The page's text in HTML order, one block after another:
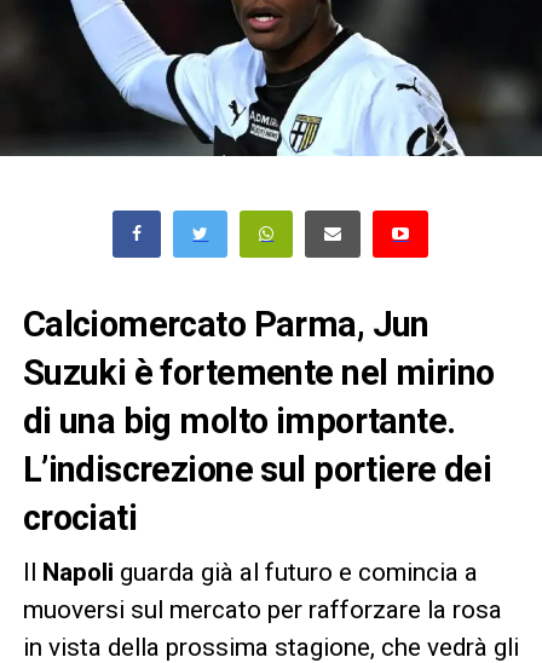
Calciomercato Parma, Jun
Suzuki è fortemente nel mirino
di una big molto importante.
L’indiscrezione sul portiere dei
crociati
Il Napoli guarda già al futuro e comincia a
muoversi sul mercato per rafforzare la rosa
in vista della prossima stagione, che vedrà gli